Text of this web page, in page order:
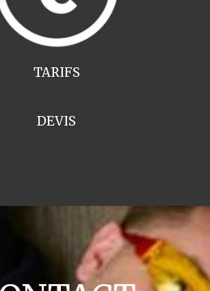
TARIFS
DEVIS